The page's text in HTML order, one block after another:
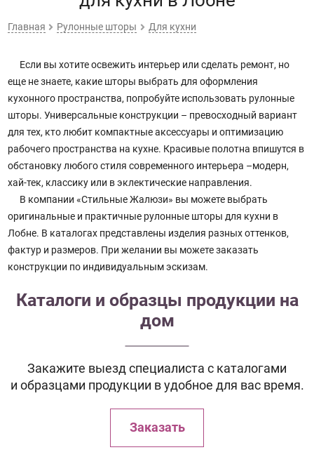
Главная Рулонные шторы Для кухни
Если вы хотите освежить интерьер или сделать ремонт, но
еще не знаете, какие шторы выбрать для оформления
кухонного пространства, попробуйте использовать рулонные
шторы. Универсальные конструкции – превосходный вариант
для тех, кто любит компактные аксессуары и оптимизацию
рабочего пространства на кухне. Красивые полотна впишутся в
обстановку любого стиля современного интерьера –модерн,
хай-тек, классику или в эклектические направления.
В компании «Стильные Жалюзи» вы можете выбрать
оригинальные и практичные рулонные шторы для кухни в
Лобне. В каталогах представлены изделия разных оттенков,
фактур и размеров. При желании вы можете заказать
конструкции по индивидуальным эскизам.
Каталоги и образцы продукции на
дом
Закажите выезд специалиста с каталогами
и образцами продукции в удобное для вас время.
Заказать